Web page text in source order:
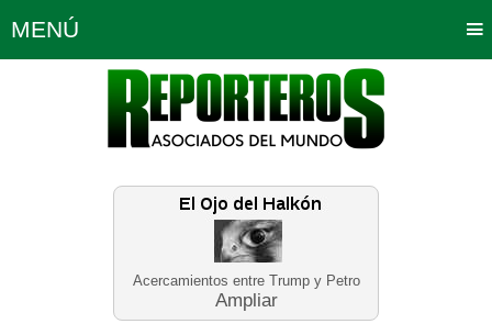
Acercamientos entre Trump y Petro
Ampliar
MENÚ
Política Opinión Bogotá
Planeta Tierra Deportes
Educación Neira